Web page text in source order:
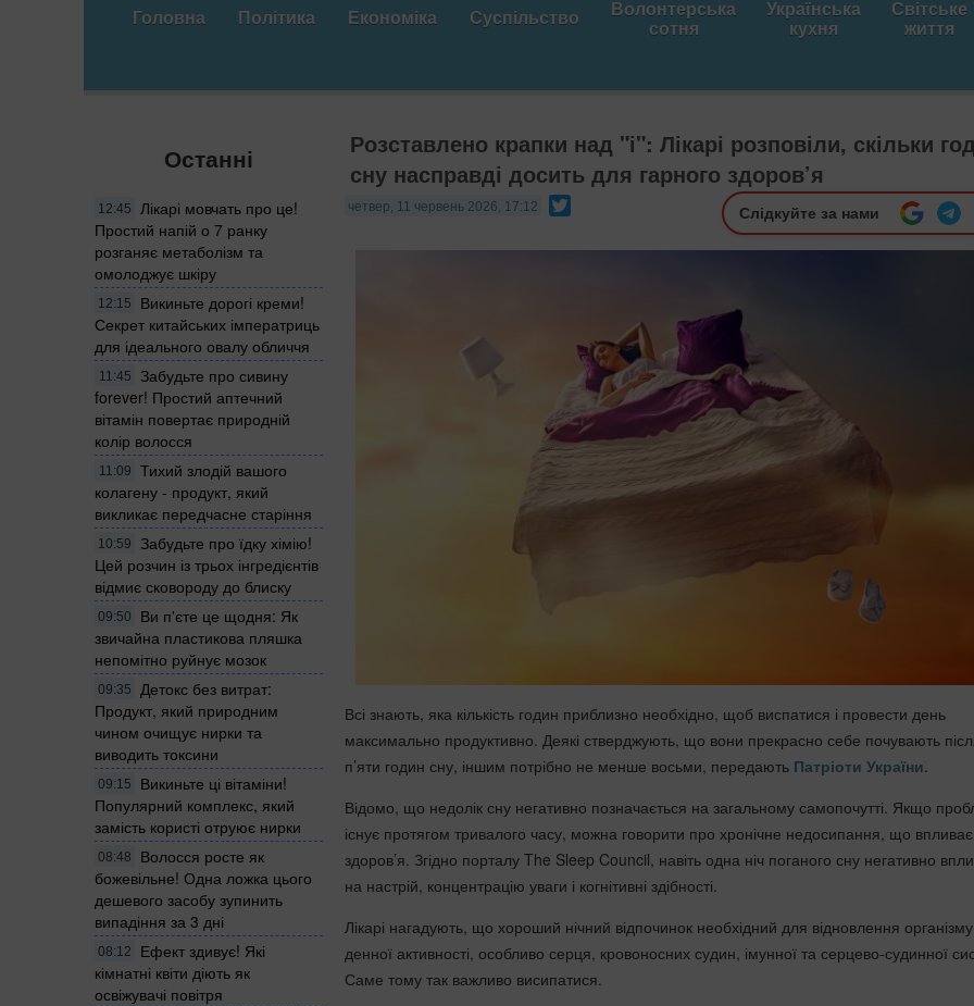
Головна Політика Економіка Суспільство Волонтерська
сотня
Українська
кухня
Світське
життя
Останні
12:45
Лікарі мовчать про це!
Простий напій о 7 ранку
розганяє метаболізм та
омолоджує шкіру
12:15
Викиньте дорогі креми!
Секрет китайських імператриць
для ідеального овалу обличчя
11:45
Забудьте про сивину
forever! Простий аптечний
вітамін повертає природній
колір волосся
11:09
Тихий злодій вашого
колагену - продукт, який
викликає передчасне старіння
10:59
Забудьте про їдку хімію!
Цей розчин із трьох інгредієнтів
відмиє сковороду до блиску
09:50
Ви п'єте це щодня: Як
звичайна пластикова пляшка
непомітно руйнує мозок
09:35
Детокс без витрат:
Продукт, який природним
чином очищує нирки та
виводить токсини
09:15
Викиньте ці вітаміни!
Популярний комплекс, який
замість користі отруює нирки
08:48
Волосся росте як
божевільне! Одна ложка цього
дешевого засобу зупинить
випадіння за 3 дні
08:12
Ефект здивує! Які
кімнатні квіти діють як
освіжувачі повітря
Розставлено крапки над "і": Лікарі розповіли, скільки
сну насправді досить для гарного здоров’я
четвер, 11 червень 2026, 17:12 Слідкуйте за нами
Всі знають, яка кількість годин приблизно необхідно, щоб виспатися і провести день
максимально продуктивно. Деякі стверджують, що вони прекрасно себе почувають
п’яти годин сну, іншим потрібно не менше восьми, передають Патріоти України
Відомо, що недолік сну негативно позначається на загальному самопочутті. Якщо
існує протягом тривалого часу, можна говорити про хронічне недосипання, що
здоров’я. Згідно порталу The Sleep Council, навіть одна ніч поганого сну негативно
на настрій, концентрацію уваги і когнітивні здібності.
Лікарі нагадують, що хороший нічний відпочинок необхідний для відновлення
денної активності, особливо серця, кровоносних судин, імунної та серцево-судинної
Саме тому так важливо висипатися.